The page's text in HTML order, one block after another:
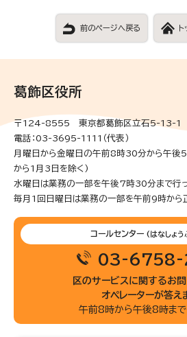
前のページへ戻る
葛飾区役所
〒124-8555 東京都葛飾区立石5-13-1
電話：03-3695-1111（代表）
月曜日から金曜日の午前8時30分から午後
から1月3日を除く)
水曜日は業務の一部を午後7時30分まで行っ
毎月1回日曜日は業務の一部を午前9時から
コールセンター (はなしょう
03-6758-
区のサービスに関するお
オペレーターが答え
午前8時から午後8時ま